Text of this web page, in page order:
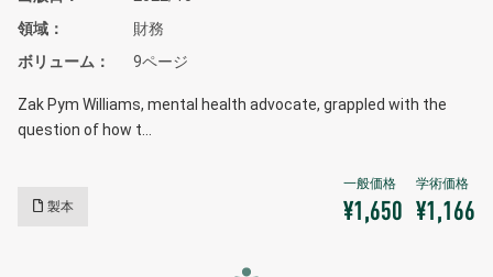
領域
財務
ボリューム
9ページ
Zak Pym Williams, mental health advocate, grappled with the
question of how t…
製本 ¥1,650 ¥1,166